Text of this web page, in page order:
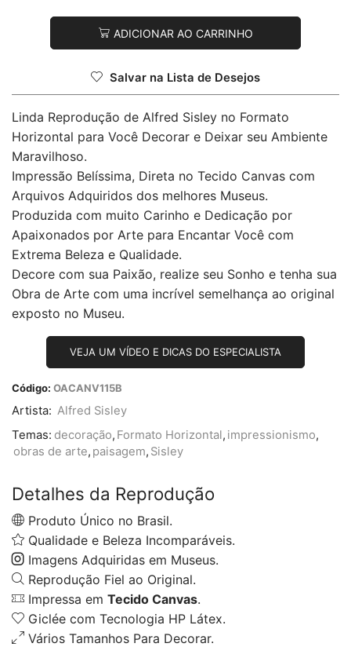
ADICIONAR AO CARRINHO
Salvar na Lista de Desejos
Linda Reprodução de Alfred Sisley no Formato
Horizontal para Você Decorar e Deixar seu Ambiente
Maravilhoso.
Impressão Belíssima, Direta no Tecido Canvas com
Arquivos Adquiridos dos melhores Museus.
Produzida com muito Carinho e Dedicação por
Apaixonados por Arte para Encantar Você com
Extrema Beleza e Qualidade.
Decore com sua Paixão, realize seu Sonho e tenha sua
Obra de Arte com uma incrível semelhança ao original
exposto no Museu.
VEJA UM VÍDEO E DICAS DO ESPECIALISTA
Código: OACANV115B
Artista: Alfred Sisley
Temas: decoração, Formato Horizontal, impressionismo,
obras de arte, paisagem, Sisley
Detalhes da Reprodução
Produto Único no Brasil.
Qualidade e Beleza Incomparáveis.
Imagens Adquiridas em Museus.
Reprodução Fiel ao Original.
Impressa em Tecido Canvas.
Giclée com Tecnologia HP Látex.
Vários Tamanhos Para Decorar.